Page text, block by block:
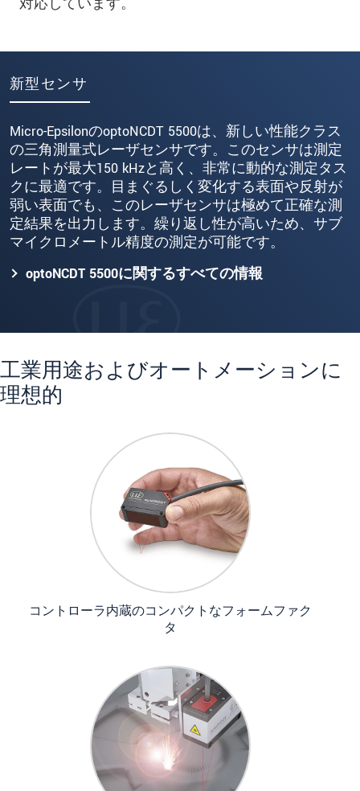
新型センサ
Micro-EpsilonのoptoNCDT 5500は、新しい性能クラス
の三角測量式レーザセンサです。このセンサは測定
レートが最大150 kHzと高く、非常に動的な測定タス
クに最適です。目まぐるしく変化する表面や反射が
弱い表面でも、このレーザセンサは極めて正確な測
定結果を出力します。繰り返し性が高いため、サブ
マイクロメートル精度の測定が可能です。
optoNCDT 5500に関するすべての情報
工業用途およびオートメーションに
理想的
コントローラ内蔵のコンパクトなフォームファク
タ